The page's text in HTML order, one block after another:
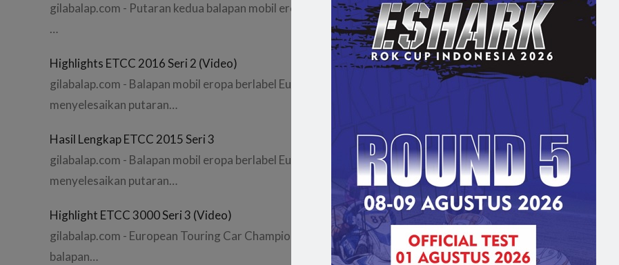
gilabalap.com - Putaran kedua balapan mobil eropa yang diberi label European Touring Car Championship (ETCC)
…
Highlights ETCC 2016 Seri 2 (Video)
gilabalap.com - Balapan mobil eropa berlabel European Touring Car Championship (ETCC) 2016 telah
menyelesaikan putaran…
Hasil Lengkap ETCC 2015 Seri 3
gilabalap.com - Balapan mobil eropa berlabel European Touring Car Championship (ETCC) 2015 telah
menyelesaikan putaran…
Highlight ETCC 3000 Seri 3 (Video)
gilabalap.com - European Touring Car Championship (ETCC) 3000 merupakan kelas tertinggi yang dilombakan di
balapan…